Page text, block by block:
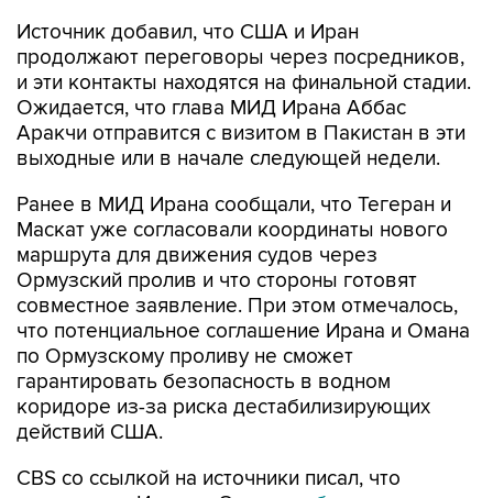
Источник добавил, что США и Иран
продолжают переговоры через посредников,
и эти контакты находятся на финальной стадии.
Ожидается, что глава МИД Ирана Аббас
Аракчи отправится с визитом в Пакистан в эти
выходные или в начале следующей недели.
Ранее в МИД Ирана сообщали, что Тегеран и
Маскат уже согласовали координаты нового
маршрута для движения судов через
Ормузский пролив и что стороны готовят
совместное заявление. При этом отмечалось,
что потенциальное соглашение Ирана и Омана
по Ормузскому проливу не сможет
гарантировать безопасность в водном
коридоре из-за риска дестабилизирующих
действий США.
CBS со ссылкой на источники писал, что